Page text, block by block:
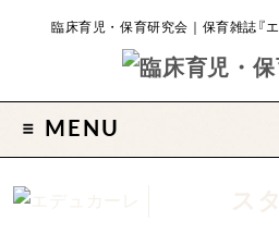
臨床育児・保育研究会｜保育雑誌『
MENU